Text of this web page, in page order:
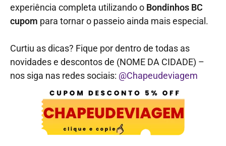
experiência completa utilizando o Bondinhos BC
cupom para tornar o passeio ainda mais especial.
Curtiu as dicas? Fique por dentro de todas as
novidades e descontos de (NOME DA CIDADE) –
nos siga nas redes sociais: @Chapeudeviagem